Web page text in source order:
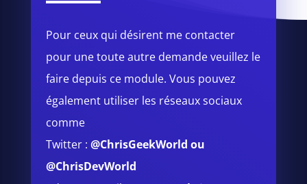
Pour ceux qui désirent me contacter
pour une toute autre demande veuillez le
faire depuis ce module.Vous pouvez
également utiliser les réseaux sociaux
comme
Twitter :@ChrisGeekWorld ou
@ChrisDevWorld